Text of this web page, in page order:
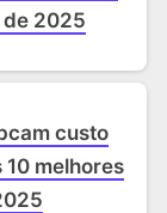
de 2025
custo
melhores